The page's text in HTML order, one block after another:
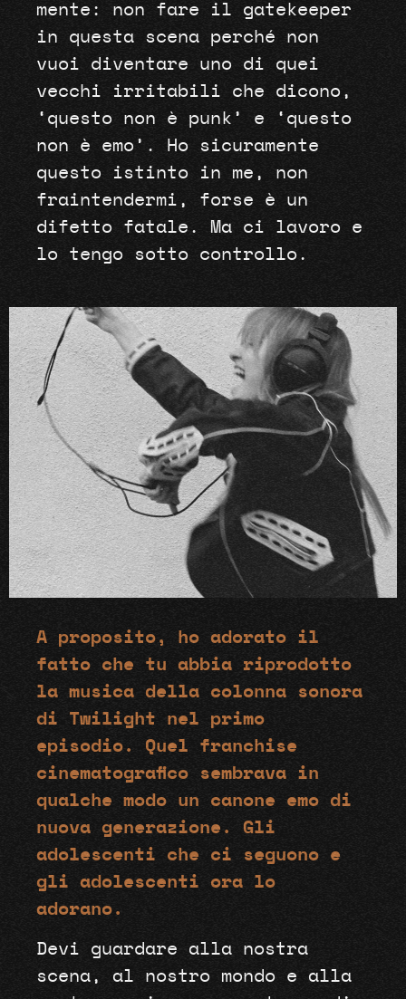
mente: non fare il gatekeeper
in questa scena perché non
vuoi diventare uno di quei
vecchi irritabili che dicono,
‘questo non è punk’ e ‘questo
non è emo’. Ho sicuramente
questo istinto in me, non
fraintendermi, forse è un
difetto fatale. Ma ci lavoro e
lo tengo sotto controllo.
A proposito, ho adorato il
fatto che tu abbia riprodotto
la musica della colonna sonora
di Twilight nel primo
episodio. Quel franchise
cinematografico sembrava in
qualche modo un canone emo di
nuova generazione. Gli
adolescenti che ci seguono e
gli adolescenti ora lo
adorano.
Devi guardare alla nostra
scena, al nostro mondo e alla